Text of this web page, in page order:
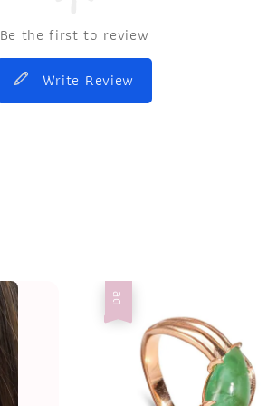
Be the first to review
Write Review
ลด